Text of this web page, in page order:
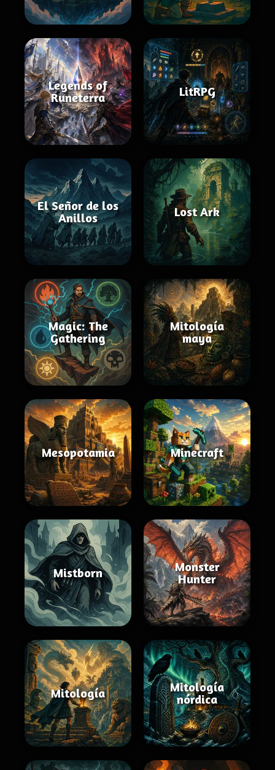
Legends of
Runeterra
LitRPG
El Señor de los
Anillos
Lost Ark
Magic: The
Gathering
Mitología
maya
Mesopotamia Minecraft
Mistborn
Monster
Hunter
Mitología
Mitología
nórdica